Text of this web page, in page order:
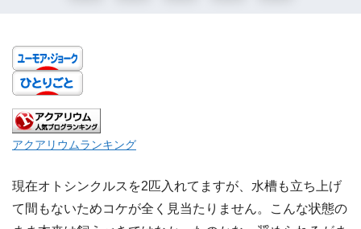
アクアリウムランキング
現在オトシンクルスを2匹入れてますが、水槽も立ち上げ
て間もないためコケが全く見当たりません。こんな状態の